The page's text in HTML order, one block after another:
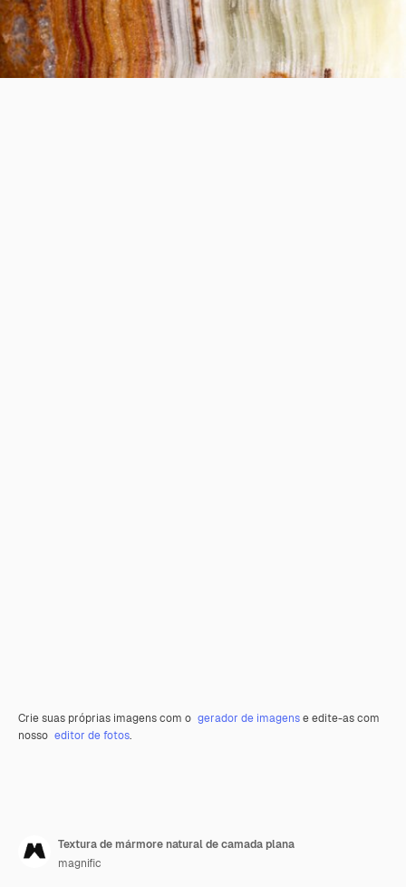
Crie suas próprias imagens com o gerador de imagense edite-as com
nosso editor de fotos.
Textura de mármore natural de camada plana
magnific